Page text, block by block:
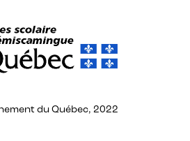
du Québec, 2022